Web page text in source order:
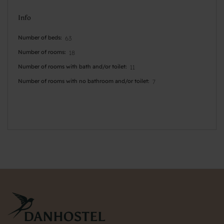
Info
Number of beds 63
Number of rooms 18
Number of rooms with bath and/or toilet 11
Number of rooms with no bathroom and/or toilet 7